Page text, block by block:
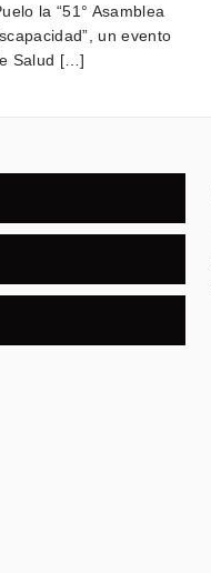
la “51° Asamblea
un evento
Salud […]